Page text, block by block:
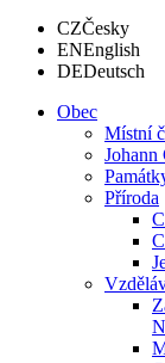
CZČesky
ENEnglish
DEDeutsch
Obec
Místní
Johann
Příroda